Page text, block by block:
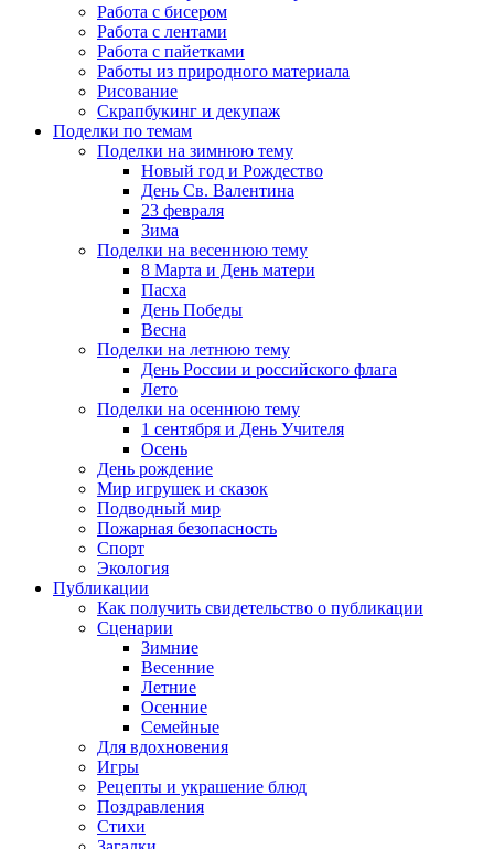
Работа с бисером
Работа с лентами
Работа с пайетками
Работы из природного материала
Рисование
Скрапбукинг и декупаж
Поделки по темам
Поделки на зимнюю тему
Новый год и Рождество
День Св. Валентина
23 февраля
Зима
Поделки на весеннюю тему
8 Марта и День матери
Пасха
День Победы
Весна
Поделки на летнюю тему
День России и российского флага
Лето
Поделки на осеннюю тему
1 сентября и День Учителя
Осень
День рождение
Мир игрушек и сказок
Подводный мир
Пожарная безопасность
Спорт
Экология
Публикации
Как получить свидетельство о публикации
Сценарии
Зимние
Весенние
Летние
Осенние
Семейные
Для вдохновения
Игры
Рецепты и украшение блюд
Поздравления
Стихи